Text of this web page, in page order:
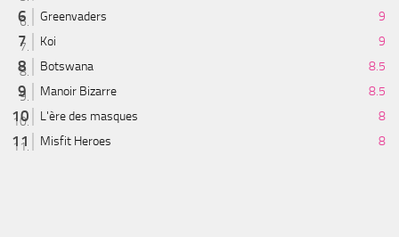
Greenvaders
9
Koi
9
Botswana
8.5
Manoir Bizarre
8.5
L'ère des masques
8
Misfit Heroes
8